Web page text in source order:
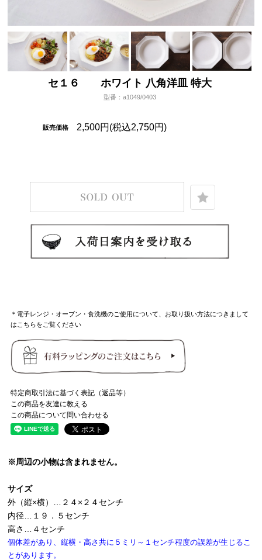
セ１６ ホワイト 八角洋皿 特大
型番：a1049/0403
販売価格 2,500円(税込2,750円)
＊電子レンジ・オーブン・食洗機のご使用について、お取り扱い方法につきまして
はこちらをご覧ください
特定商取引法に基づく表記（返品等）
この商品を友達に教える
この商品について問い合わせる
※周辺の小物は含まれません。
サイズ
外（縦×横）…２４×２４センチ
内径…１９．５センチ
高さ…４センチ
個体差があり、縦横・高さ共に５ミリ～１センチ程度の誤差が生じるこ
とがあります。